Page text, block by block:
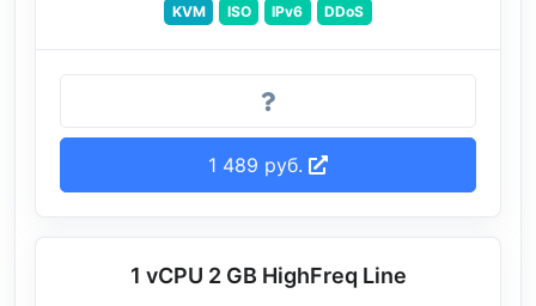
KVM ISO IPv6 DDoS
1 489 руб.
1 vCPU 2 GB HighFreq Line